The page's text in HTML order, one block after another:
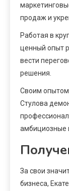
продаж и
Работая в
ценный опыт
вести
решения.
Своим опытом
Стулова
амбициозные
За свои
бизнеса,